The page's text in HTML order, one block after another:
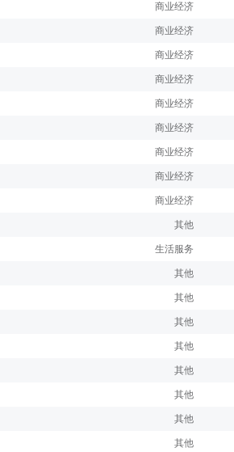
商业经济
商业经济
商业经济
商业经济
商业经济
商业经济
商业经济
商业经济
商业经济
其他
生活服务
其他
其他
其他
其他
其他
其他
其他
其他